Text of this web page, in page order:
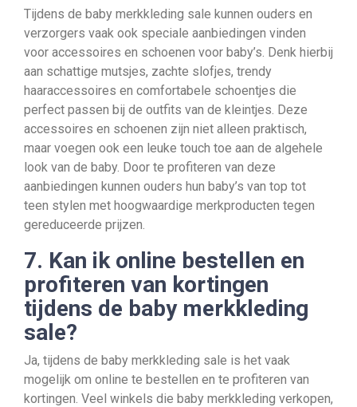
Tijdens de baby merkkleding sale kunnen ouders en
verzorgers vaak ook speciale aanbiedingen vinden
voor accessoires en schoenen voor baby’s. Denk hierbij
aan schattige mutsjes, zachte slofjes, trendy
haaraccessoires en comfortabele schoentjes die
perfect passen bij de outfits van de kleintjes. Deze
accessoires en schoenen zijn niet alleen praktisch,
maar voegen ook een leuke touch toe aan de algehele
look van de baby. Door te profiteren van deze
aanbiedingen kunnen ouders hun baby’s van top tot
teen stylen met hoogwaardige merkproducten tegen
gereduceerde prijzen.
7. Kan ik online bestellen en
profiteren van kortingen
tijdens de baby merkkleding
sale?
Ja, tijdens de baby merkkleding sale is het vaak
mogelijk om online te bestellen en te profiteren van
kortingen. Veel winkels die baby merkkleding verkopen,